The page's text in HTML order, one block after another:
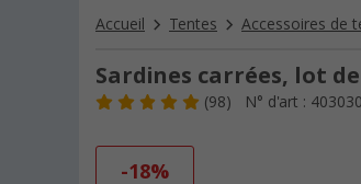
Accueil Tentes Accessoires de
Sardines carrées, lot de
(98) N° d'art : 403030
-18%